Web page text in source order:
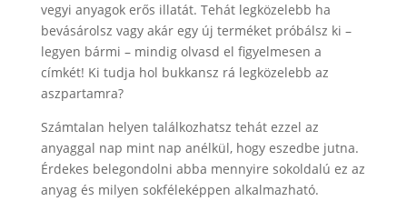
vegyi anyagok erős illatát. Tehát legközelebb ha
bevásárolsz vagy akár egy új terméket próbálsz ki –
legyen bármi – mindig olvasd el figyelmesen a
címkét! Ki tudja hol bukkansz rá legközelebb az
aszpartamra?
Számtalan helyen találkozhatsz tehát ezzel az
anyaggal nap mint nap anélkül, hogy eszedbe jutna.
Érdekes belegondolni abba mennyire sokoldalú ez az
anyag és milyen sokféleképpen alkalmazható.